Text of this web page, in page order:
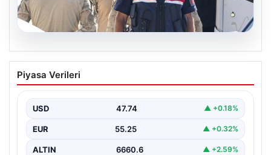
Menderes Belediye Başkanı İlkay Çiçek
Tutuklandı: Gelişmeler ve Detaylar
soruşturma kapsamında belediye başkanı İlkay Çiçek ve
14…
Piyasa Verileri
USD 47.74 ▲ +0.18%
EUR 55.25 ▲ +0.32%
ALTIN 6660.6 ▲ +2.59%